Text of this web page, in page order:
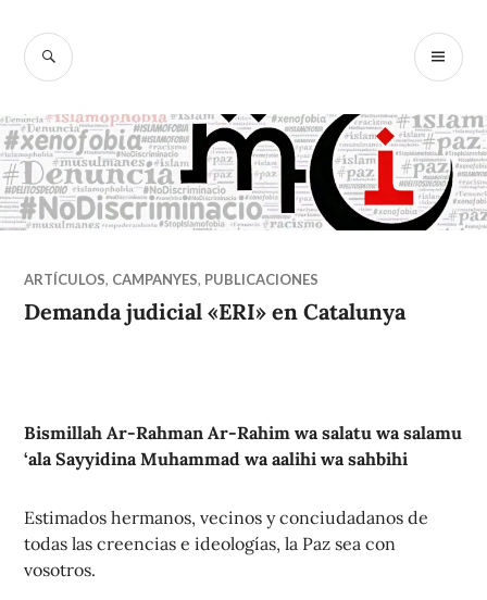
contenido
BUSCAR
ARTÍCULOS, CAMPANYES, PUBLICACIONES
Demanda judicial «ERI» en Catalunya
Bismillah Ar-Rahman Ar-Rahim wa salatu wa salamu
‘ala Sayyidina Muhammad wa aalihi wa sahbihi
Estimados hermanos, vecinos y conciudadanos de
todas las creencias e ideologías, la Paz sea con
vosotros.